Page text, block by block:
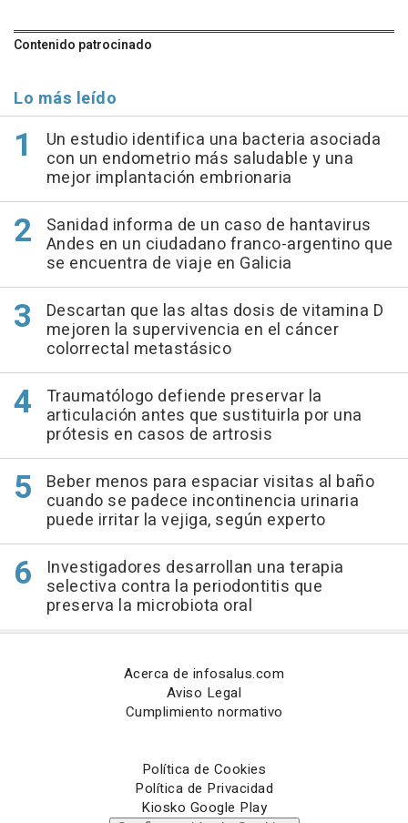
Contenido patrocinado
Lo más leído
Un estudio identifica una bacteria asociada
con un endometrio más saludable y una
mejor implantación embrionaria
Sanidad informa de un caso de hantavirus
Andes en un ciudadano franco-argentino que
se encuentra de viaje en Galicia
Descartan que las altas dosis de vitamina D
mejoren la supervivencia en el cáncer
colorrectal metastásico
Traumatólogo defiende preservar la
articulación antes que sustituirla por una
prótesis en casos de artrosis
Beber menos para espaciar visitas al baño
cuando se padece incontinencia urinaria
puede irritar la vejiga, según experto
Investigadores desarrollan una terapia
selectiva contra la periodontitis que
preserva la microbiota oral
Acerca de infosalus.com
Aviso Legal
Cumplimiento normativo
Política de Cookies
Política de Privacidad
Kiosko Google Play